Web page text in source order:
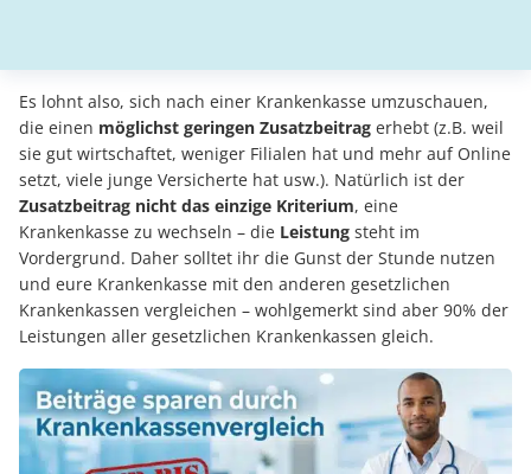
Es lohnt also, sich nach einer Krankenkasse umzuschauen,
die einen möglichst geringen Zusatzbeitrag erhebt (z.B. weil
sie gut wirtschaftet, weniger Filialen hat und mehr auf Online
setzt, viele junge Versicherte hat usw.). Natürlich ist der
Zusatzbeitrag nicht das einzige Kriterium, eine
Krankenkasse zu wechseln – die Leistung steht im
Vordergrund. Daher solltet ihr die Gunst der Stunde nutzen
und eure Krankenkasse mit den anderen gesetzlichen
Krankenkassen vergleichen – wohlgemerkt sind aber 90% der
Leistungen aller gesetzlichen Krankenkassen gleich.